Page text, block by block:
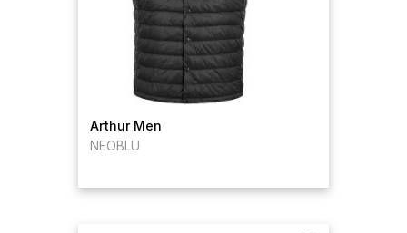
Arthur Men
NEOBLU